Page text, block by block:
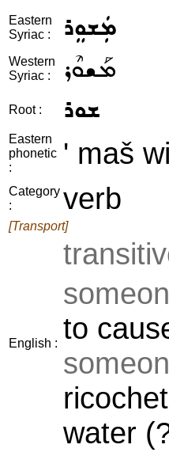
Eastern
Syriac :
ܡܲܫܘܸܪ
Western
Syriac :
ܡܰܫܘܶܪ
Root : ܫܘܪ
Eastern
phonetic
:
' maš
Category
:
verb
[Transport]
English : to
water